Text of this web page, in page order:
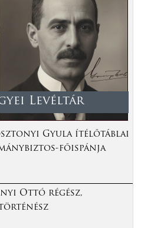
Levéltár
Gyula ítélőtáblai
főispánja
Ottó régész,